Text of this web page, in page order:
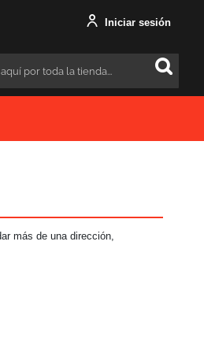
Iniciar sesión
más de una dirección,